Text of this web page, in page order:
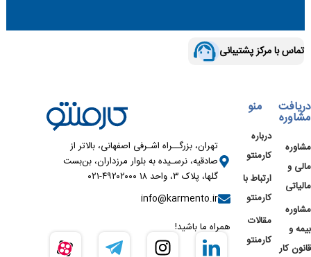
تماس با مرکز پشتیبانی
دریافت
مشاوره
مشاوره
مالی و
مالیاتی
مشاوره
بیمه و
قانون کار
منو
درباره
کارمنتو
ارتباط با
کارمنتو
مقالات
کارمنتو
تهران، بزرگــراه اشـرفی اصفهانی، بالاتر از
صادقیه، نرسـیده به بلوار مرزداران، بن‌بست
گلها، پلاک ۳، واحد ۱۸ ۴۹۲۰۲۰۰۰-۰۲۱
info@karmento.ir
همراه ما باشید!